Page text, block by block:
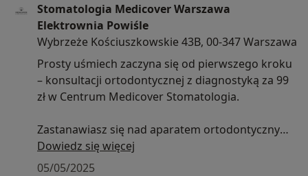
Stomatologia Medicover Warszawa
Elektrownia Powiśle
Wybrzeże Kościuszkowskie 43B, 00-347 Warszawa
Prosty uśmiech zaczyna się od pierwszego kroku
– konsultacji ortodontycznej z diagnostyką za 99
zł w Centrum Medicover Stomatologia.
Zastanawiasz się nad aparatem ortodontycznym?
A może od dawna myślisz o poprawie ustawienia
zębów, ale nie wiesz, od czego zacząć? Pierwszym
Dowiedz się więcej
05/05/2025